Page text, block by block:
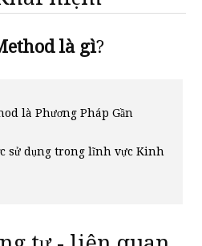
là gì?
là Phương Pháp Gần
sử dụng trong lĩnh vực Kinh